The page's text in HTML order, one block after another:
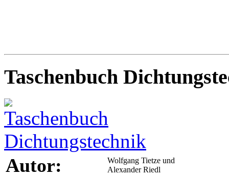
Taschenbuch
Autor:
Wolfgang Tietze und
Alexander Riedl